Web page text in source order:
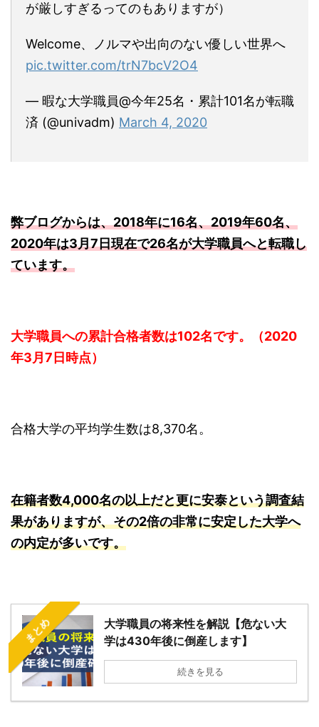
が厳しすぎるってのもありますが）
Welcome、ノルマや出向のない優しい世界へ
pic.twitter.com/trN7bcV2O4
— 暇な大学職員@今年25名・累計101名が転職
済 (@univadm) March 4, 2020
弊ブログからは、2018年に16名、2019年60名、
2020年は3月7日現在で26名が大学職員へと転職し
ています。
大学職員への累計合格者数は102名です。（2020
年3月7日時点）
合格大学の平均学生数は8,370名。
在籍者数4,000名の以上だと更に安泰という調査結
果がありますが、その2倍の非常に安定した大学へ
の内定が多いです。
まとめ
大学職員の将来性を解説【危ない大
学は430年後に倒産します】
続きを見る